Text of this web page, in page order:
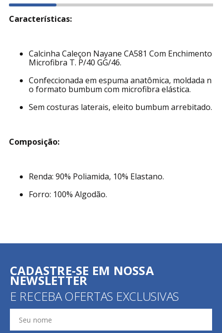
Características:
Calcinha Caleçon Nayane CA581 Com Enchimento
Microfibra T. P/40 GG/46.
Confeccionada em espuma anatômica, moldada n
o formato bumbum com microfibra elástica.
Sem costuras laterais, eleito bumbum arrebitado.
Composição:
Renda: 90% Poliamida, 10% Elastano.
Forro: 100% Algodão.
CADASTRE-SE EM NOSSA
NEWSLETTER
E RECEBA OFERTAS EXCLUSIVAS